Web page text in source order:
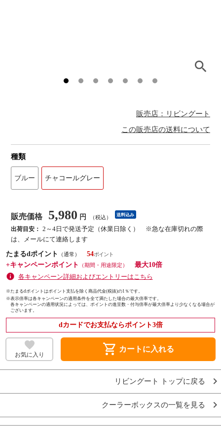
販売店：リビングート
この販売店の送料について
種類
ブルー チャコールグレー
販売価格 5,980 円 （税込） 送料込み
出荷目安： 2～4日で発送予定（休業日除く） ※急な在庫切れの際
は、メールにて連絡します
たまるdポイント
（通常）
54
+キャンペーンポイント
（期間・用途限定）
最大10倍
各キャンペーン詳細およびエントリーはこちら
※たまるdポイントはポイント支払を除く商品代金(税抜)の1％です。
※表示倍率は各キャンペーンの適用条件を全て満たした場合の最大倍率です。
各キャンペーンの適用状況によっては、ポイントの進呈数・付与倍率が最大倍率より少なくなる場合が
ございます。
dカードでお支払ならポイント3倍
お気に入り shopping_cart カートに入れる
リビングート トップに戻る
クーラーボックスの一覧を見る